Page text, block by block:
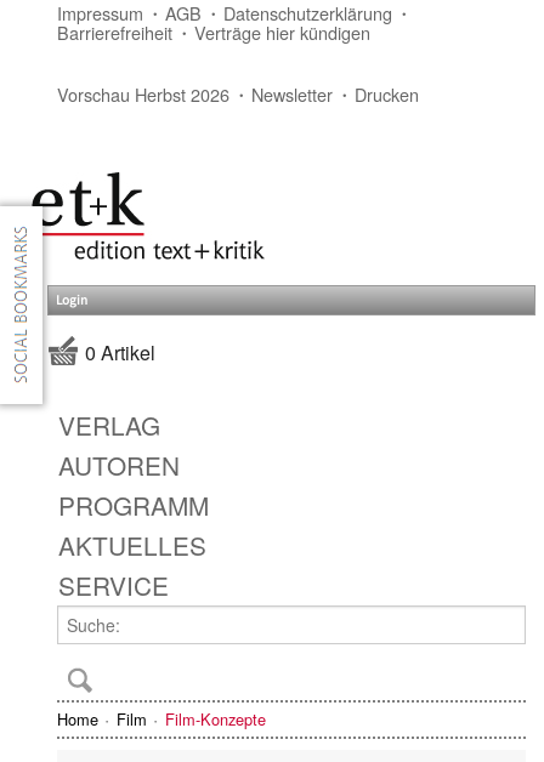
Impressum AGB Datenschutzerklärung
Barrierefreiheit Verträge hier kündigen
Vorschau Herbst 2026 Newsletter Drucken
Login
0 Artikel
VERLAG
AUTOREN
PROGRAMM
AKTUELLES
SERVICE
Home Film Film-Konzepte